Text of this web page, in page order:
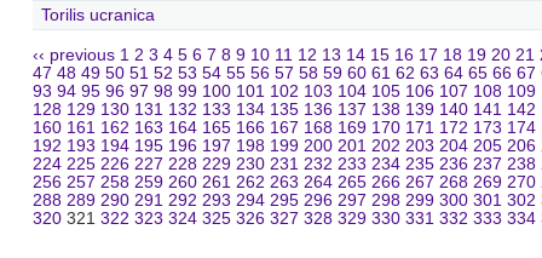
Torilis ucranica
‹‹ previous 1 2 3 4 5 6 7 8 9 10 11 12 13 14 15 16 17 18 19 20 21
47 48 49 50 51 52 53 54 55 56 57 58 59 60 61 62 63 64 65 66 67
93 94 95 96 97 98 99 100 101 102 103 104 105 106 107 108 109
128 129 130 131 132 133 134 135 136 137 138 139 140 141 142
160 161 162 163 164 165 166 167 168 169 170 171 172 173 174
192 193 194 195 196 197 198 199 200 201 202 203 204 205 206
224 225 226 227 228 229 230 231 232 233 234 235 236 237 238
256 257 258 259 260 261 262 263 264 265 266 267 268 269 270
288 289 290 291 292 293 294 295 296 297 298 299 300 301 302
320 321 322 323 324 325 326 327 328 329 330 331 332 333 334